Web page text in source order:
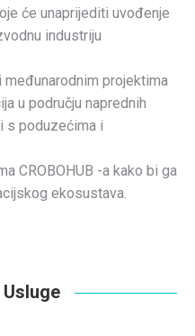
će unaprijediti uvođenje
industriju
međunarodnim projektima
u području naprednih
s poduzećima i
CROBOHUB -a kako bi ga
ekosustava.
Usluge